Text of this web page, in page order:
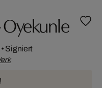
• Signiert